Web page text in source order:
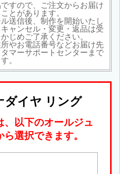
すので、ご注文からお届け
とがあります。
送信後、制作を開始いたし
ャンセル・変更・返品は受
じめご了承ください。
やお電話番号などお届け先
マーサポートセンターまで
。
ダイヤ リング
、以下のオールジュ
選択できます。